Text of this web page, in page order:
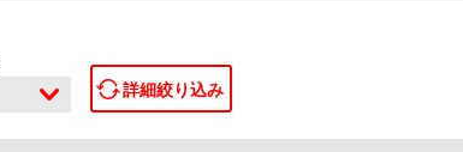
詳細絞り込み